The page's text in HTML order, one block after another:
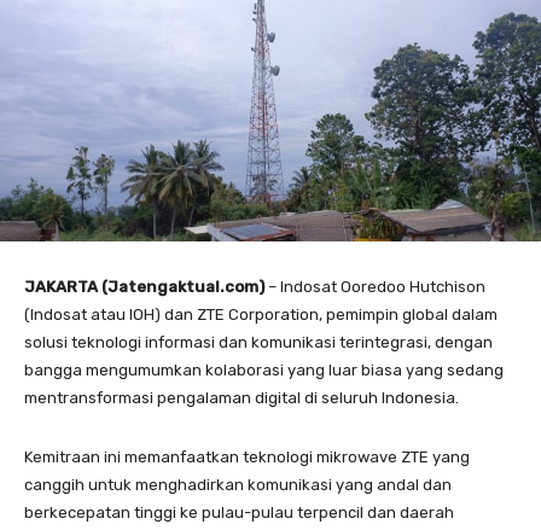
JAKARTA (Jatengaktual.com)– Indosat Ooredoo Hutchison
(Indosat atau IOH) dan ZTE Corporation, pemimpin global dalam
solusi teknologi informasi dan komunikasi terintegrasi, dengan
bangga mengumumkan kolaborasi yang luar biasa yang sedang
mentransformasi pengalaman digital di seluruh Indonesia.
Kemitraan ini memanfaatkan teknologi mikrowave ZTE yang
canggih untuk menghadirkan komunikasi yang andal dan
berkecepatan tinggi ke pulau-pulau terpencil dan daerah